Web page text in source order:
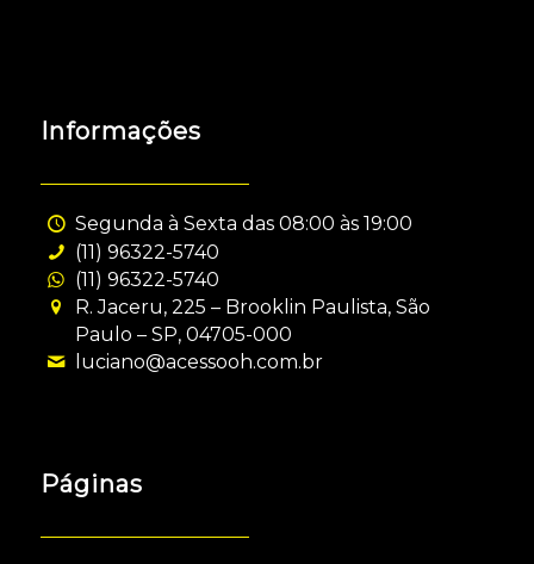
Informações
Segunda à Sexta das 08:00 às 19:00
(11) 96322-5740
(11) 96322-5740
R. Jaceru, 225 – Brooklin Paulista, São
Paulo – SP, 04705-000
luciano@acessooh.com.br
Páginas